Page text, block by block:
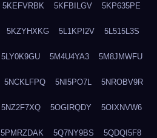
5KEFVRBK 5KFBILGV 5KP635PE
5KZYHXKG 5L1KPI2V 5L515L3S
5LY0K9GU 5M4U4YA3 5M8JMWFU
5NCKLFPQ 5NI5PO7L 5NROBV9R
5NZ2F7XQ 5OGIRQDY 5OIXNVW6
5PMRZDAK 5Q7NY9BS 5QDQI5F8